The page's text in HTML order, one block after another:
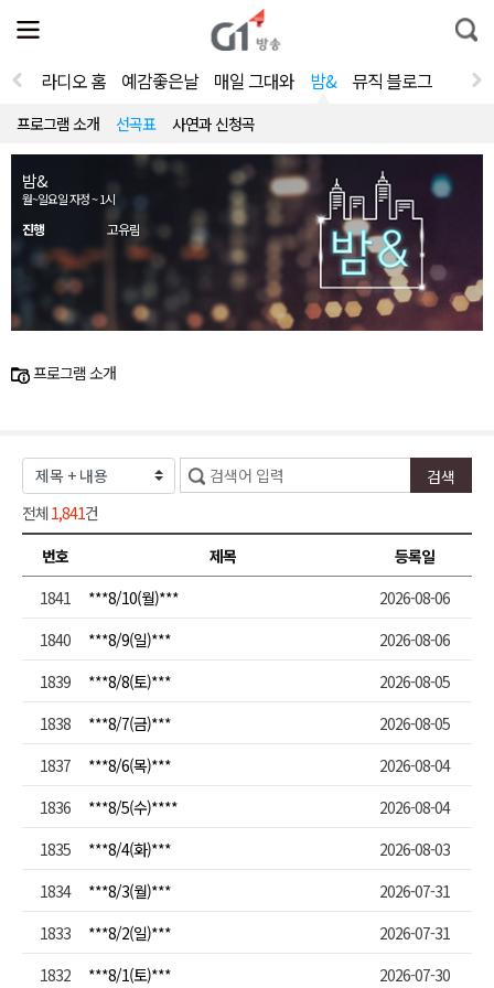
전
체
뉴
열
통
합
라디오 홈 예감좋은날 매일 그대와 밤& 뮤직 블로그
프로그램 소개 선곡표 사연과 신청곡
밤&
월~일요일 자정 ~ 1시
진행 고유림
프로그램 소개
전체 1,841건
번호
제목
등록일
1841
***8/10(월)***
2026-08-06
1840
***8/9(일)***
2026-08-06
1839
***8/8(토)***
2026-08-05
1838
***8/7(금)***
2026-08-05
1837
***8/6(목)***
2026-08-04
1836
***8/5(수)****
2026-08-04
1835
***8/4(화)***
2026-08-03
1834
***8/3(월)***
2026-07-31
1833
***8/2(일)***
2026-07-31
1832
***8/1(토)*** 2026-07-30